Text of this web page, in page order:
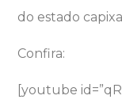
do estado
Confira:
[youtube